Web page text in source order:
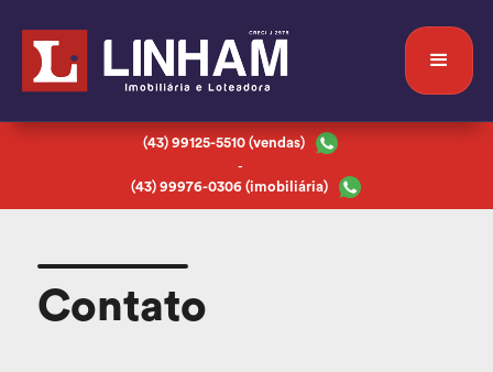
(43) 99125-5510 (vendas)
-
(43) 99976-0306 (imobiliária)
Contato